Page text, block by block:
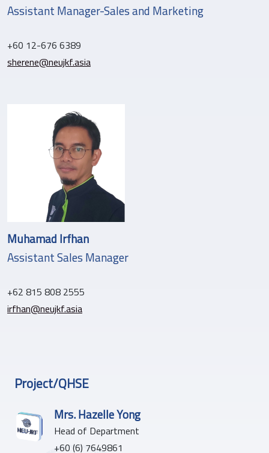
Assistant Manager-Sales and Marketing
+60 12-676 6389
sherene@neujkf.asia
Muhamad Irfhan
Assistant Sales Manager
+62 815 808 2555
irfhan@neujkf.asia
Project/QHSE
Mrs. Hazelle Yong
Head of Department
+60 (6) 7649861